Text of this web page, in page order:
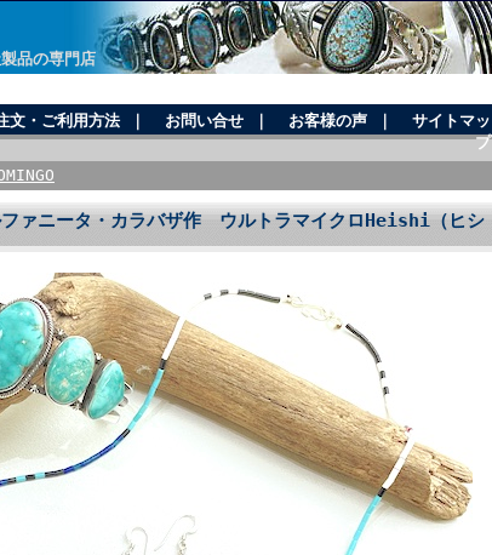
製品の専門店
文・ご利用方法｜ お問い合せ お客様の声
サイトマッ
プ
ニータ・カラバザ作 ウルトラマイクロHeishi（ヒシ